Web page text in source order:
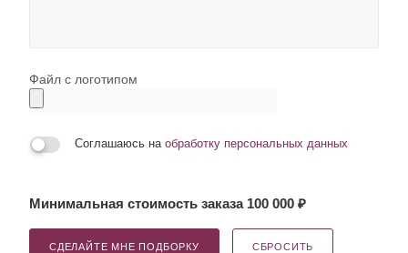
Файл с логотипом
Соглашаюсь на обработку персональных данных
Минимальная стоимость заказа 100 000 ₽
СДЕЛАЙТЕ МНЕ ПОДБОРКУ СБРОСИТЬ